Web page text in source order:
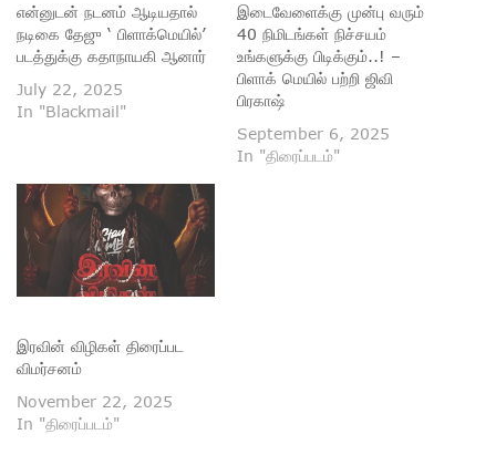
என்னுடன் நடனம் ஆடியதால்
நடிகை தேஜு ‘ பிளாக்மெயில்’
படத்துக்கு கதாநாயகி ஆனார்
July 22, 2025
In "Blackmail"
இடைவேளைக்கு முன்பு வரும்
40 நிமிடங்கள் நிச்சயம்
உங்களுக்கு பிடிக்கும்..! –
பிளாக் மெயில் பற்றி ஜிவி
பிரகாஷ்
September 6, 2025
In "திரைப்படம்"
இரவின் விழிகள் திரைப்பட
விமர்சனம்
November 22, 2025
In "திரைப்படம்"